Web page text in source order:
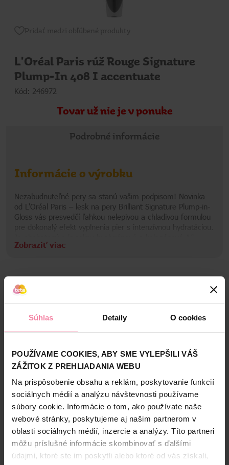
Súhlas Detaily O cookies
POUŽÍVAME COOKIES, ABY SME VYLEPŠILI VÁŠ
ZÁŽITOK Z PREHLIADANIA WEBU
Na prispôsobenie obsahu a reklám, poskytovanie funkcií
sociálnych médií a analýzu návštevnosti používame
súbory cookie. Informácie o tom, ako používate naše
webové stránky, poskytujeme aj našim partnerom v
oblasti sociálnych médií, inzercie a analýzy. Títo partneri
môžu príslušné informácie skombinovať s ďalšími
údajmi, ktoré ste im poskytli alebo ktoré od vás získali,
L'Oréal Paris rúž Rouge Signature
Plump-In 408 I accentuate
Kód: 246972
Tovar už nie je v ponuke
Podrobné informácie
Informácie o výrobku
Nezabudnuteľné pery sa stanú vašim podpisom! Novinka
od L'Oréal Paris – lesk na pery Brilliant Signature Plump-in-
Gloss vás presvedčí ľahkou nelepivou a chladivou formulou
pre dokonalý efekt vyplnenia pier s intenzívnou hydratáciou.
fragmenty pre maximálny objem a rozmaznávajúcu
LOD
Zobraziť viac
Zloženie
High-contrast mode
Alternatívne produkty
NAŠA ZNAČKA NAŠA ZNAČKA